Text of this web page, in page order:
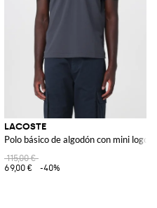
LACOSTE
Polo básico de algodón con mini logo
115,00 €
69,00 €
-40%